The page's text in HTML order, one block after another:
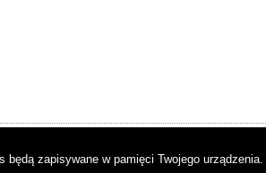
zapisywane w pamięci Twojego urządzenia.